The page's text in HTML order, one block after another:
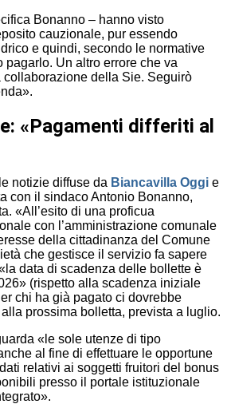
Bonanno – hanno visto
cauzionale, pur essendo
e quindi, secondo le normative
pagarlo. Un altro errore che va
collaborazione della Sie. Seguirò
«Pagamenti differiti al
notizie diffuse da Biancavilla Oggi e
con il sindaco Antonio Bonanno,
«All’esito di una proficua
con l’amministrazione comunale
della cittadinanza del Comune
che gestisce il servizio fa sapere
data di scadenza delle bollette è
(rispetto alla scadenza iniziale
chi ha già pagato ci dovrebbe
prossima bolletta, prevista a luglio.
«le sole utenze di tipo
al fine di effettuare le opportune
relativi ai soggetti fruitori del bonus
presso il portale istituzionale